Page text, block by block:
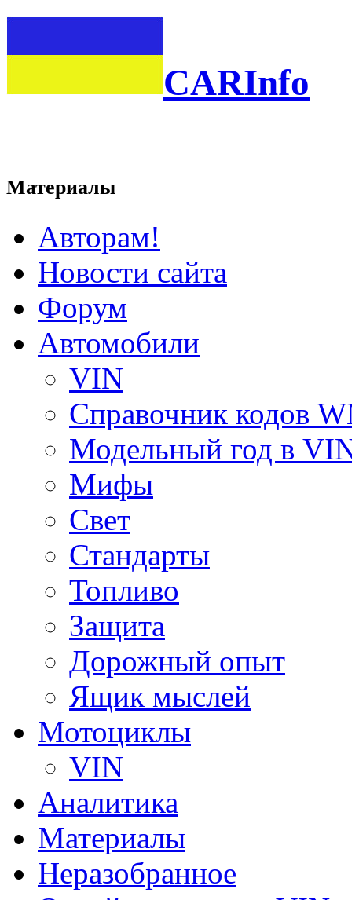
CARInfo
Материалы
Авторам!
Новости сайта
Форум
Автомобили
VIN
Справочник кодов
Модельный год в
Мифы
Свет
Стандарты
Топливо
Защита
Дорожный опыт
Ящик мыслей
Мотоциклы
VIN
Аналитика
Материалы
Неразобранное